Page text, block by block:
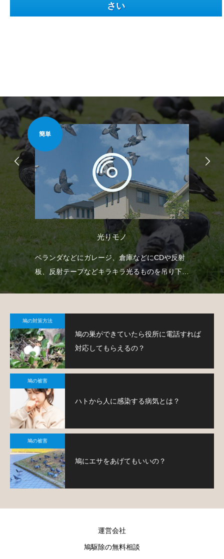
さい
簡単
光りモノ
ベランダなどにガレージ、倉庫などにCDや反射
板、反射テープなどキラキラ光るものを吊り下げ
て、鳩を寄り付きにくくするという方法です。
鳩の対策方法
鳩の巣ができていたら役所に電話すれば
対応してもらえるの？
鳩の被害
ハトから人に感染する病気とは？
鳩の被害
鳩にエサをあげてもいいの？
運営会社
鳩駆除の無料相談